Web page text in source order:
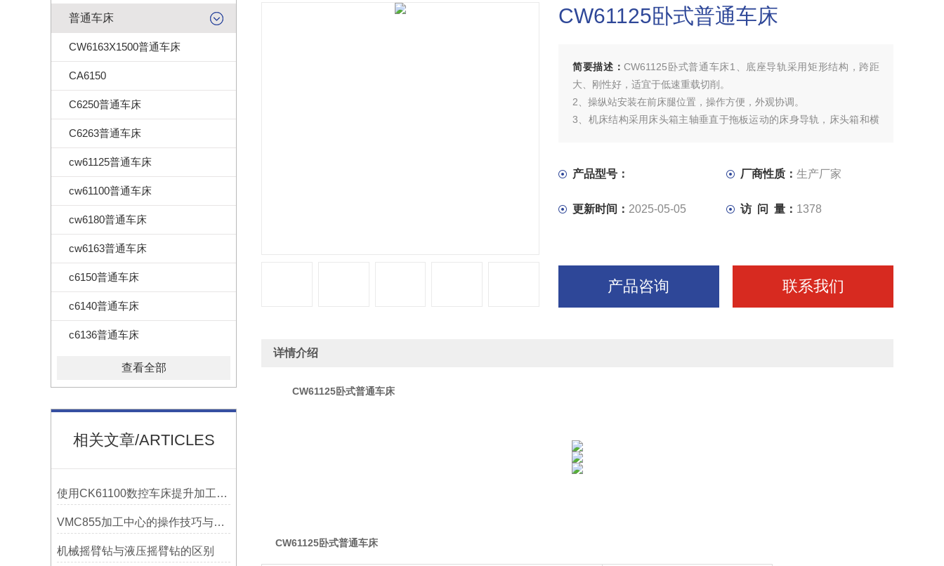
普通车床
CW6163X1500普通车床
CA6150
C6250普通车床
C6263普通车床
cw61125普通车床
cw61100普通车床
cw6180普通车床
cw6163普通车床
c6150普通车床
c6140普通车床
c6136普通车床
查看全部
相关文章/ARTICLES
使用CK61100数控车床提升加工精度的方法
VMC855加工中心的操作技巧与维护指南
机械摇臂钻与液压摇臂钻的区别
CW61125卧式普通车床
简要描述：CW61125卧式普通车床1、底座导轨采用矩形结构，跨距
大、刚性好，适宜于低速重载切削。
2、操纵站安装在前床腿位置，操作方便，外观协调。
3、机床结构采用床头箱主轴垂直于拖板运动的床身导轨，床头箱和横
产品型号： 厂商性质： 生产厂家
更新时间： 2025-05-05 访 问 量： 1378
产品咨询 联系我们
详情介绍
CW61125卧式普通车床
CW61125卧式普通车床